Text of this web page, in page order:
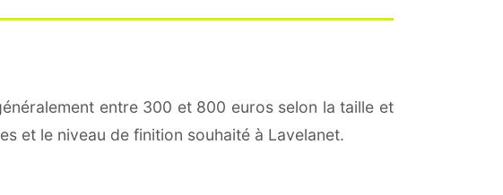
entre 300 et 800 euros selon la taille et
et le niveau de finition souhaité à Lavelanet.